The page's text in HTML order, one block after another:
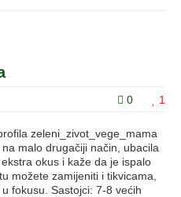
0 1
zeleni_zivot_vege_mama
malo drugačiji način, ubacila
okus i kaže da je ispalo
možete zamijeniti i tikvicama,
fokusu. Sastojci: 7-8 većih